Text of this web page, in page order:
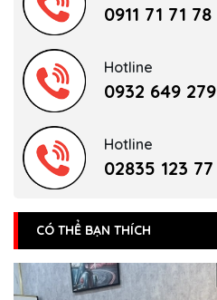
0911 71 71 78
Hotline
0932 649 279
Hotline
02835 123 77
CÓ THỂ BẠN THÍCH